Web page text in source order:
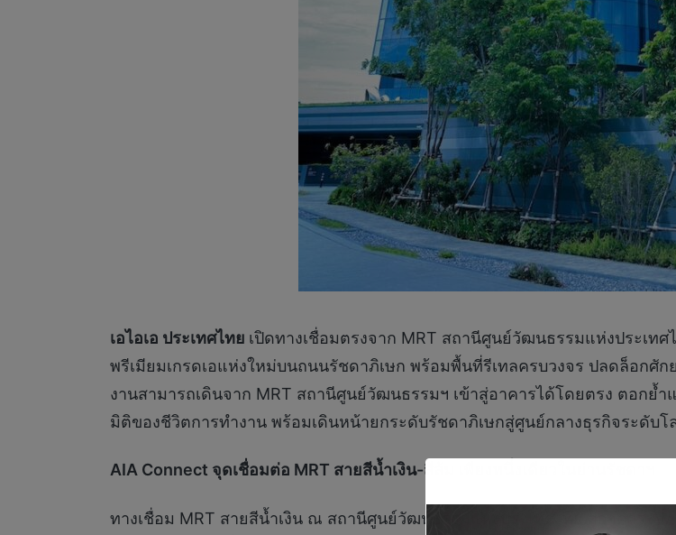
เอไอเอ ประเทศไทย เปิดทางเชื่อมตรงจาก MRT สถานีศูนย์วัฒนธรรมแห่งประเทศ
พรีเมียมเกรดเอแห่งใหม่บนถนนรัชดาภิเษก พร้อมพื้นที่รีเทลครบวงจร ปลดล็อกศั
งานสามารถเดินจาก MRT สถานีศูนย์วัฒนธรรมฯ เข้าสู่อาคารได้โดยตรง ตอกย้
มิติของชีวิตการทำงาน พร้อมเดินหน้ายกระดับรัชดาภิเษกสู่ศูนย์กลางธุรกิจระดับโ
AIA Connect จุดเชื่อมต่อ MRT สายสีน้ำเงิน-สีส้ม เพียงหนึ่งเดียวในย่านรัชดาฯ
ทางเชื่อม MRT สายสีน้ำเงิน ณ สถานีศูนย์วัฒนธรรมแห่งประเทศไทย สู่อาคาร